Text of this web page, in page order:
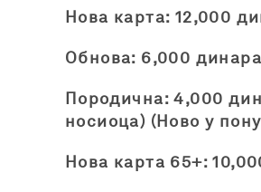
Нова карта: 12,000
Обнова: 6,000 динара
Породична: 4,000
носиоца) (Ново у
Нова карта 65+: